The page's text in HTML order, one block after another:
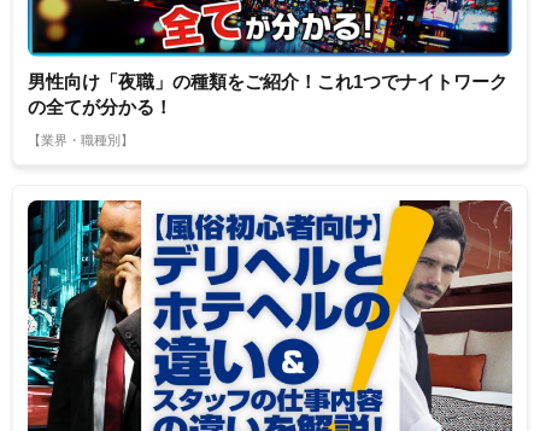
男性向け「夜職」の種類をご紹介！これ1つでナイトワーク
の全てが分かる！
【業界・職種別】